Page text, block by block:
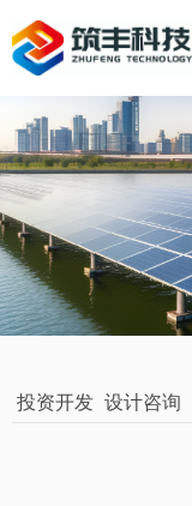
投资开发 设计咨询